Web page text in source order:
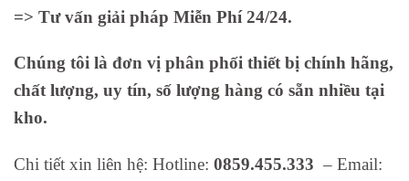
=> Tư vấn giải pháp Miễn Phí 24/24.
Chúng tôi là đơn vị phân phối thiết bị chính hãng,
chất lượng, uy tín, số lượng hàng có sẵn nhiều tại
kho.
Chi tiết xin liên hệ: Hotline: 0859.455.333 – Email: